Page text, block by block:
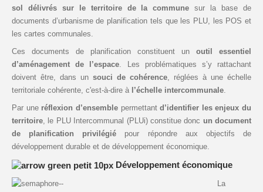
sol délivrés sur le territoire de la commune sur la base de
documents d’urbanisme de planification tels que les PLU, les POS et
les cartes communales.
Ces documents de planification constituent un outil essentiel
d’aménagement de l’espace . Les problématiques s’y rattachant
doivent être, dans un souci de cohérence , réglées à une échelle
territoriale cohérente, c'est-à-dire à l’échelle intercommunale
Par une réflexion d’ensemblepermettantd’identifier les enjeux du
territoire , le PLU Intercommunal (PLUi) constitue donc un document
de planification privilégié pour répondre aux objectifs de
développement durable et de développement économique.
Développement économique
La